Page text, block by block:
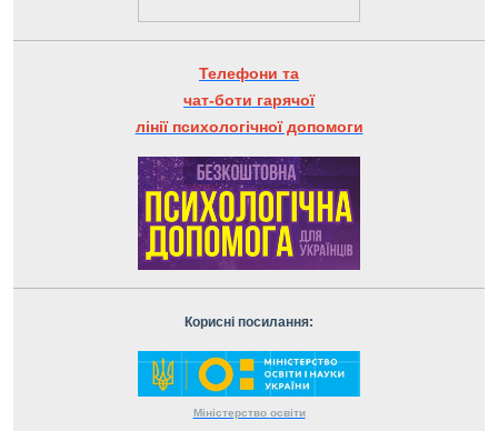
Телефони та
чат-боти гарячої
лінії психологічної допомоги
Корисні посилання:
Міністерство освіти